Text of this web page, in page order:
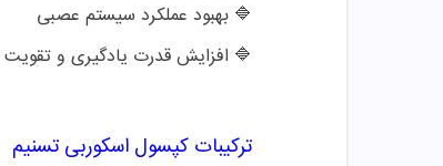
🔷 بهبود عملکرد سیستم عصبی
🔷 افزایش قدرت یادگیری و
ترکیبات کپسول اسکوربی تسنیم